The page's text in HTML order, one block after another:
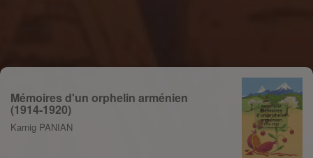
Mémoires d'un orphelin arménien
(1914-1920)
Karnig PANIAN